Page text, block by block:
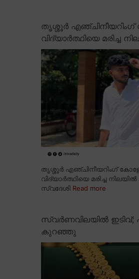
തൃശ്ശൂർ എഞ്ചിനീയറിംഗ്
വിദ്യാർത്ഥിയെ മരിച്ച
തൃശ്ശൂർ എഞ്ചിനീയറിംഗ്
വിദ്യാർത്ഥിയെ മരിച്ച
സ്വദേശി Read more
സ്വർണവിലയിൽ ഇടിവ്;
കുറഞ്ഞു